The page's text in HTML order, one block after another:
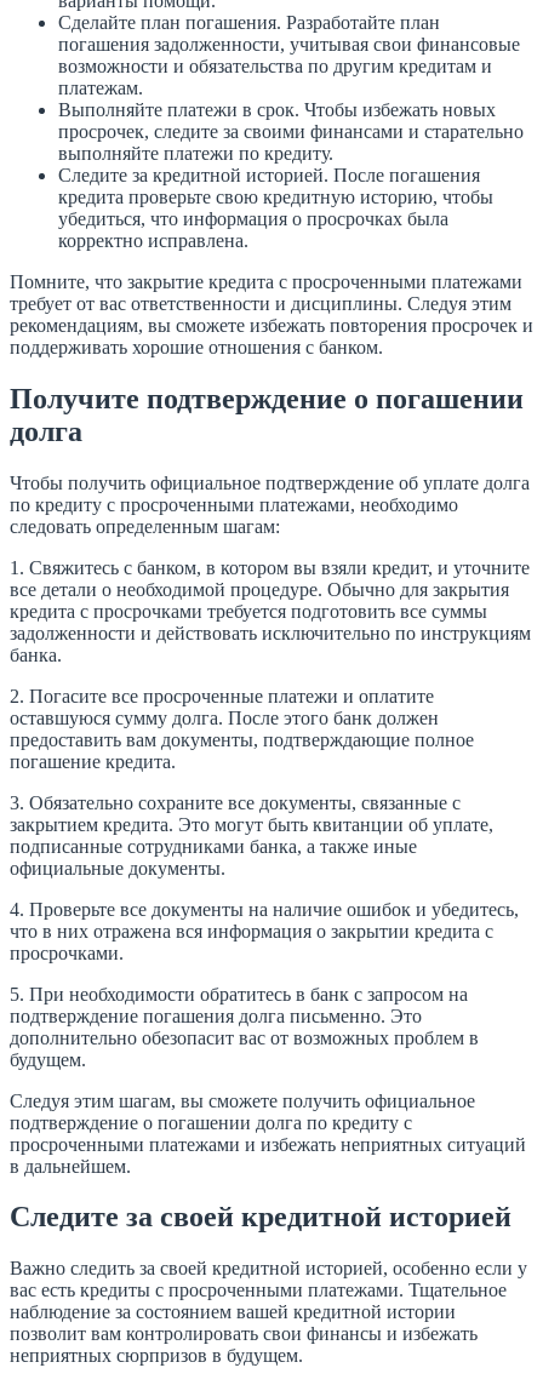
Сделайте план погашения. Разработайте план
погашения задолженности, учитывая свои финансовые
возможности и обязательства по другим кредитам и
платежам.
Выполняйте платежи в срок. Чтобы избежать новых
просрочек, следите за своими финансами и старательно
выполняйте платежи по кредиту.
Следите за кредитной историей. После погашения
кредита проверьте свою кредитную историю, чтобы
убедиться, что информация о просрочках была
корректно исправлена.
Помните, что закрытие кредита с просроченными платежами
требует от вас ответственности и дисциплины. Следуя этим
рекомендациям, вы сможете избежать повторения просрочек и
поддерживать хорошие отношения с банком.
Получите подтверждение о погашении
долга
Чтобы получить официальное подтверждение об уплате долга
по кредиту с просроченными платежами, необходимо
следовать определенным шагам:
1. Свяжитесь с банком, в котором вы взяли кредит, и уточните
все детали о необходимой процедуре. Обычно для закрытия
кредита с просрочками требуется подготовить все суммы
задолженности и действовать исключительно по инструкциям
банка.
2. Погасите все просроченные платежи и оплатите
оставшуюся сумму долга. После этого банк должен
предоставить вам документы, подтверждающие полное
погашение кредита.
3. Обязательно сохраните все документы, связанные с
закрытием кредита. Это могут быть квитанции об уплате,
подписанные сотрудниками банка, а также иные
официальные документы.
4. Проверьте все документы на наличие ошибок и убедитесь,
что в них отражена вся информация о закрытии кредита с
просрочками.
5. При необходимости обратитесь в банк с запросом на
подтверждение погашения долга письменно. Это
дополнительно обезопасит вас от возможных проблем в
будущем.
Следуя этим шагам, вы сможете получить официальное
подтверждение о погашении долга по кредиту с
просроченными платежами и избежать неприятных ситуаций
в дальнейшем.
Следите за своей кредитной историей
Важно следить за своей кредитной историей, особенно если у
вас есть кредиты с просроченными платежами. Тщательное
наблюдение за состоянием вашей кредитной истории
позволит вам контролировать свои финансы и избежать
неприятных сюрпризов в будущем.